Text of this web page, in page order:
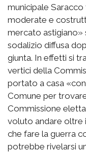
municipale
moderate e
mercato astigiano»
sodalizio diffusa
giunta. In effetti si
vertici della
portato a casa
Comune per
Commissione
voluto andare oltre
che fare la guerra
potrebbe rivelarsi